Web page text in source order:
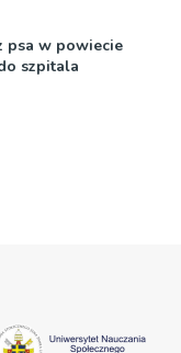
psa w powiecie
szpitala